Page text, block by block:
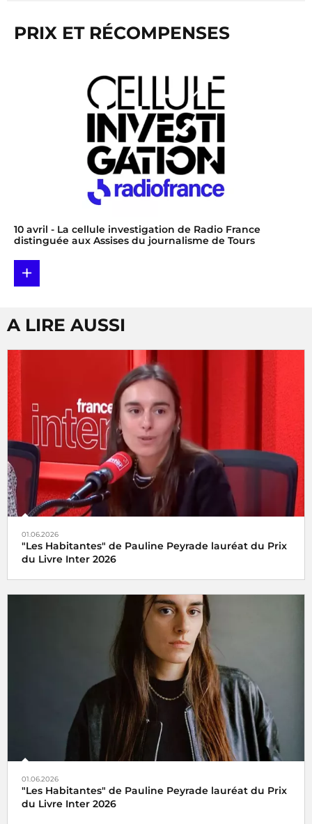
PRIX ET RÉCOMPENSES
10 avril - La cellule investigation de Radio France
distinguée aux Assises du journalisme de Tours
+
A LIRE AUSSI
01.06.2026
"Les Habitantes" de Pauline Peyrade lauréat du Prix
du Livre Inter 2026
01.06.2026
"Les Habitantes" de Pauline Peyrade lauréat du Prix
du Livre Inter 2026